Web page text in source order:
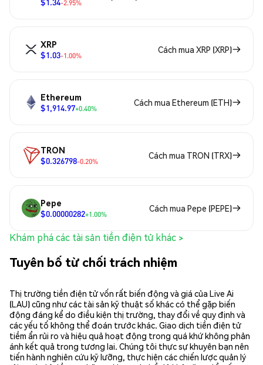
-2.95%
XRP
$1.03-1.00%
Cách mua XRP (XRP)
Ethereum
$1,914.97+0.40%
Cách mua Ethereum (ETH)
TRON
$0.326798-0.20%
Cách mua TRON (TRX)
Pepe
$0.00000282+1.00%
Cách mua Pepe (PEPE)
Khám phá các tài sản tiền điện tử khác >
Tuyên bố từ chối trách nhiệm
Thị trường tiền điện tử vốn rất biến động và giá của Live Ai
(LAU) cũng như các tài sản kỹ thuật số khác có thể gặp biến
động đáng kể do điều kiện thị trường, thay đổi về quy định và
các yếu tố không thể đoán trước khác. Giao dịch tiền điện tử
tiềm ẩn rủi ro và hiệu quả hoạt động trong quá khứ không phản
ánh kết quả trong tương lai. Chúng tôi thực sự khuyên bạn nên
tiến hành nghiên cứu kỹ lưỡng, thực hiện các chiến lược quản lý